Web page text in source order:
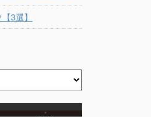
3選】